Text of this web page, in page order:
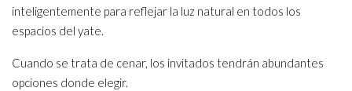
inteligentemente para reflejar la luz natural en todos los
espacios del yate.
Cuando se trata de cenar, los invitados tendrán abundantes
opciones donde elegir.